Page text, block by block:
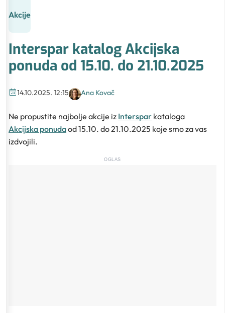
Akcije
Interspar katalog Akcijska
ponuda od 15.10. do 21.10.2025
14.10.2025. 12:15 Ana Kovač
Ne propustite najbolje akcije iz Interspar kataloga
Akcijska ponudaod 15.10. do 21.10.2025 koje smo za vas
izdvojili.
OGLAS